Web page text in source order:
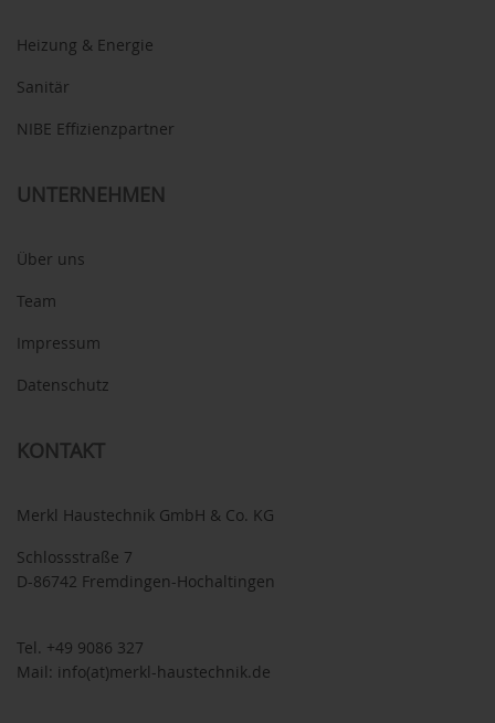
Heizung & Energie
Sanitär
NIBE Effizienzpartner
UNTERNEHMEN
Über uns
Team
Impressum
Datenschutz
KONTAKT
Merkl Haustechnik GmbH & Co. KG
Schlossstraße 7
D-86742 Fremdingen-Hochaltingen
Tel. +49 9086 327
Mail: info(at)merkl-haustechnik.de